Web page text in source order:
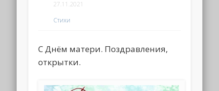
27.11.2021
Стихи
С Днём матери. Поздравления,
открытки.